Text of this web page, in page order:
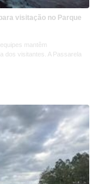
visitação no Parque
mantêm
dos visitantes. A Passarela